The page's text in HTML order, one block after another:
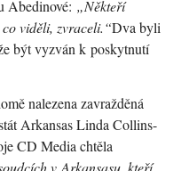
Abedinové: „Někteří
viděli, zvraceli.“Dva byli
být vyzván k poskytnutí
nalezena zavražděná
Arkansas Linda Collins-
CD Media chtěla
v Arkansasu, kteří